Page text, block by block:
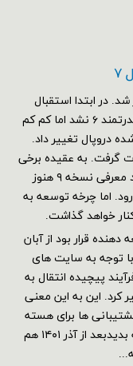
۷
۷ در دی ۱۳۸۹ منتشر شد. در ابتدا استقبال
چندانی نسبت به نسخه ۷ در مقابل نسخه قدرتمند ۶ نشد اما کم کم
دروپال تغییر داد.
کم سازگار شدند و دروپال ۷ قدرت گرفت. به عقیده برخی
از صاحب نظران این عرصه هنوز هم با وجود معرفی نسخه ۹ هنوز
رود. اما چرخه توسعه به
خواهد گذاشت.
دهنده قرار بود از آبان
با توجه به سایت های
پیچیده انتقال به
این تاریخ به آذر ۱۴۰۱ تغییر کرد. این به این معنی
ها برای هسته
برقراره اما بعد از اون چی؟آروم باشید و ادامه بدیدبعد از آذر ۱۴۰۱ هم